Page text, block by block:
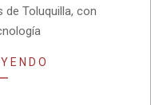
Toluquilla, con